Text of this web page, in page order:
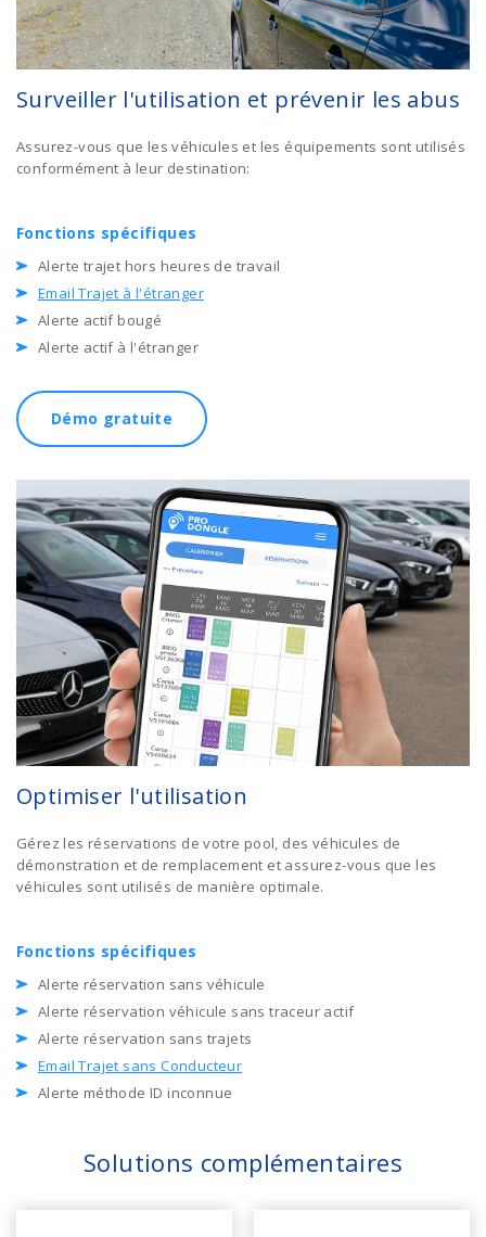
Surveiller l'utilisation et prévenir les abus
Assurez-vous que les véhicules et les équipements sont utilisés
conformément à leur destination:
Fonctions spécifiques
Alerte trajet hors heures de travail
Email Trajet à l'étranger
Alerte actif bougé
Alerte actif à l'étranger
Démo gratuite
Optimiser l'utilisation
Gérez les réservations de votre pool, des véhicules de
démonstration et de remplacement et assurez-vous que les
véhicules sont utilisés de manière optimale.
Fonctions spécifiques
Alerte réservation sans véhicule
Alerte réservation véhicule sans traceur actif
Alerte réservation sans trajets
Email Trajet sans Conducteur
Alerte méthode ID inconnue
Solutions complémentaires